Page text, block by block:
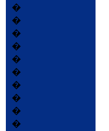
�
�
�
�
�
�
�
�
�
�